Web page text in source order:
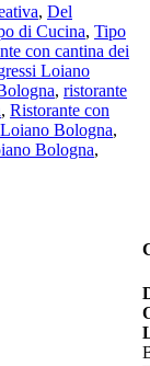
, Del
di Cucina, Tipo
con cantina dei
Loiano
, ristorante
, Ristorante con
Bologna,
Bologna,